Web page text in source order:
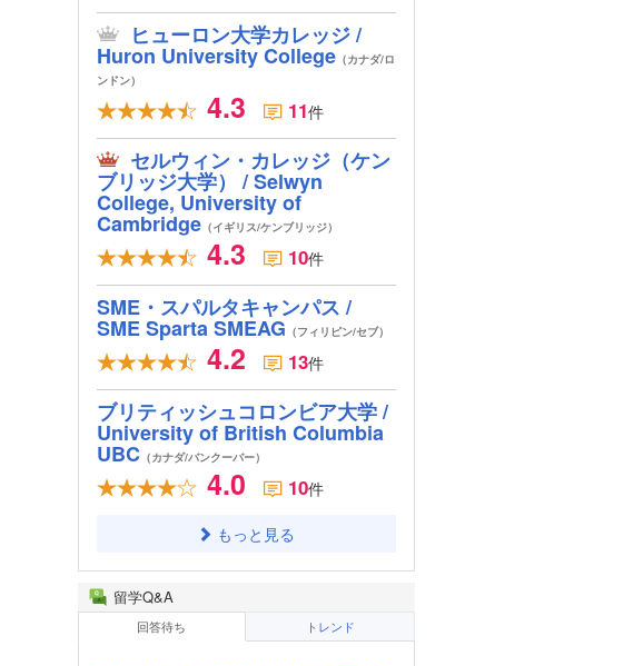
ヒューロン大学カレッジ /
Huron University College（カナダ/ロ
ンドン）
4.3 11件
セルウィン・カレッジ（ケン
ブリッジ大学） / Selwyn
College, University of
Cambridge（イギリス/ケンブリッジ）
4.3 10件
SME・スパルタキャンパス /
SME Sparta SMEAG （フィリピン/セブ）
4.2 13件
ブリティッシュコロンビア大学 /
University of British Columbia
UBC（カナダ/バンクーバー）
4.0 10件
もっと見る
留学Q&A
回答待ち トレンド